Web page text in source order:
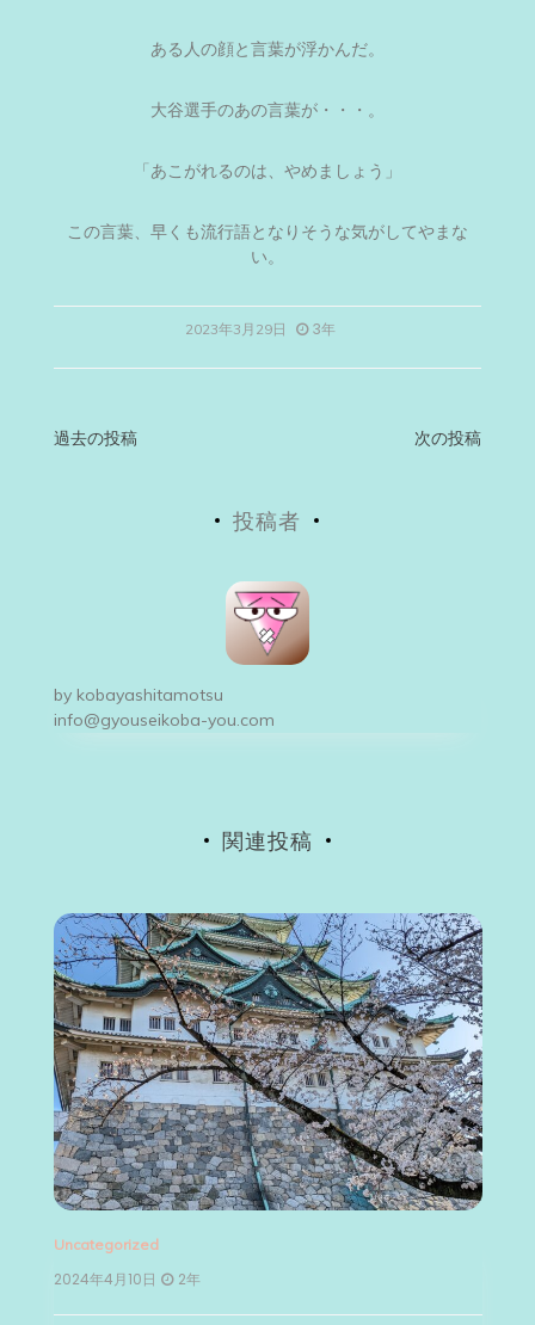
ある人の顔と言葉が浮かんだ。
大谷選手のあの言葉が・・・。
「あこがれるのは、やめましょう」
この言葉、早くも流行語となりそうな気がしてやまな
い。
2023年3月29日 3年
投
シ
過去の投稿 次の投稿
投稿者
by kobayashitamotsu
info@gyouseikoba-you.com
関連投稿
Uncategorized
2024年4月10日 2年